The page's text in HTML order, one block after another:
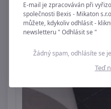
E-mail je zpracováván při
společnosti Bexis - Mikaton
můžete, kdykoliv odhlásit -
newsletteru " Odhlásit se "
Žádný spam, odhlásíte se
Teď